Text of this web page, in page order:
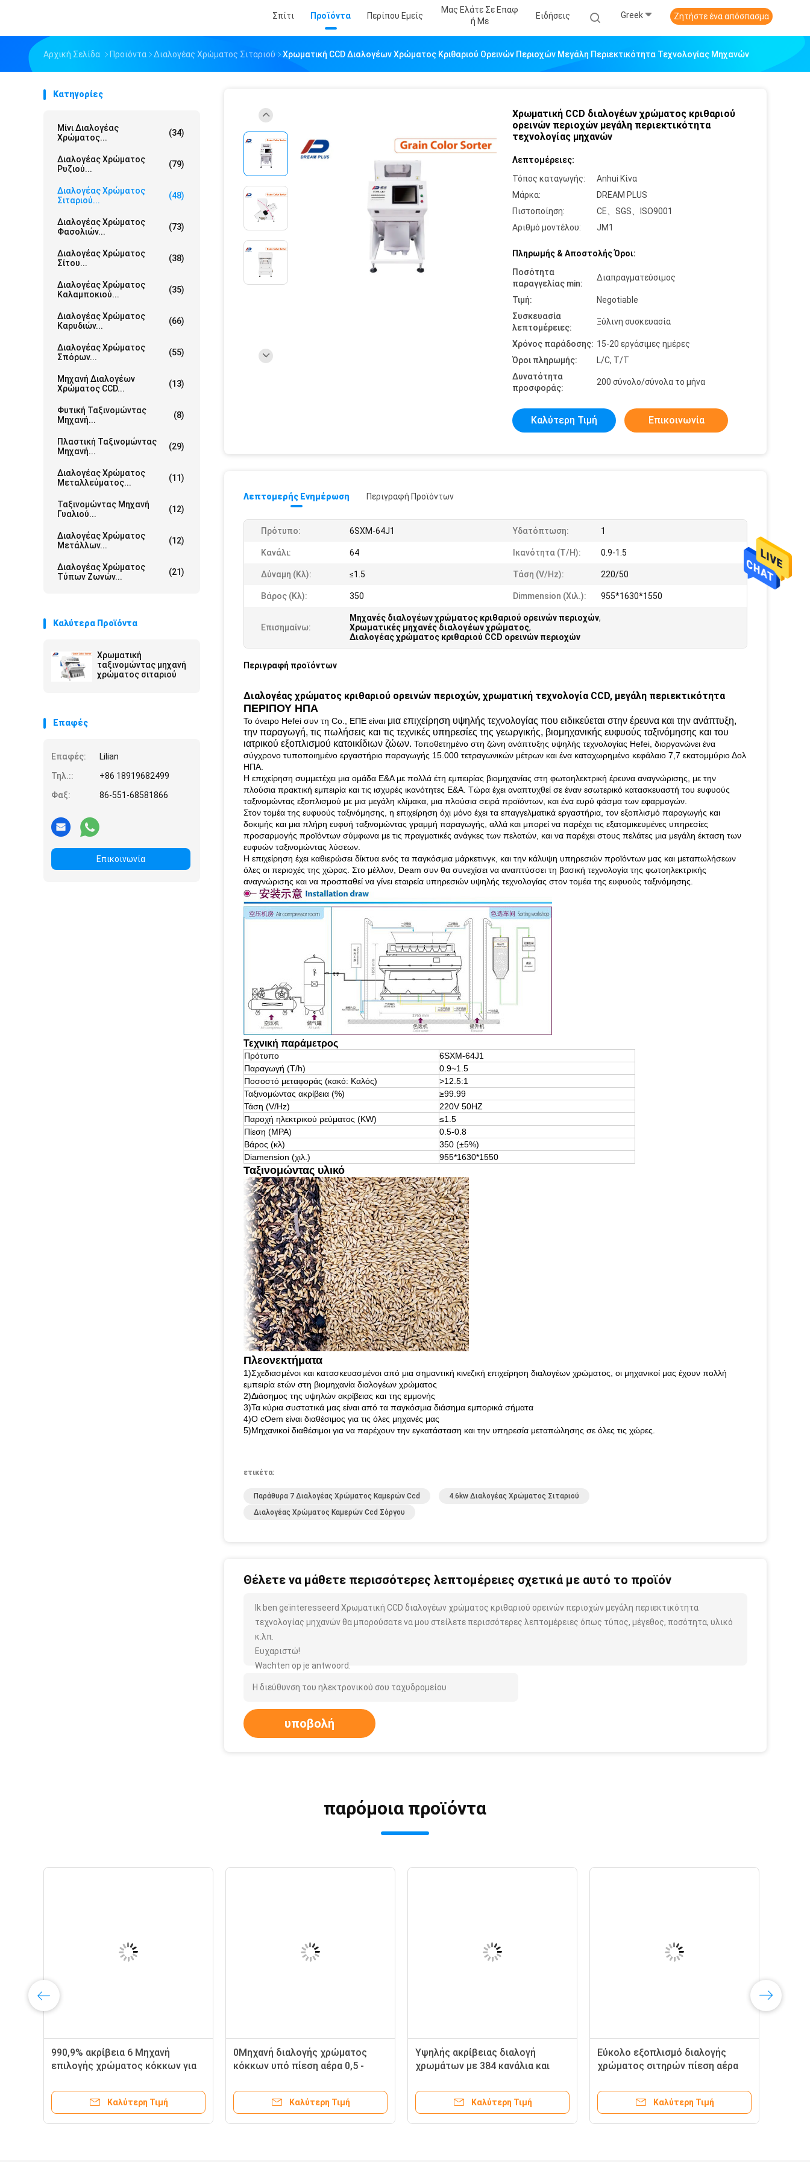
Σπίτι Προϊόντα Περίπου Εμείς
Μας Ελάτε Σε Επαφ
Ή Με
Ειδήσεις Greek Ζητήστε ένα απόσπασμα
Αρχική Σελίδα Προϊόντα Διαλογέας Χρώματος Σιταριού Χρωματική CCD Διαλογέων Χρώματος Κριθαριού Ορεινών Περιοχών Μεγάλη Περιεκτικότητα Τεχνολογίας Μηχανών
Κατηγορίες
Μίνι Διαλογέας
Χρώματος...
(34)
Διαλογέας Χρώματος
Ρυζιού...
(79)
Διαλογέας Χρώματος
Σιταριού...
(48)
Διαλογέας Χρώματος
Φασολιών...
(73)
Διαλογέας Χρώματος
Σίτου...
(38)
Διαλογέας Χρώματος
Καλαμποκιού...
(35)
Διαλογέας Χρώματος
Καρυδιών...
(66)
Διαλογέας Χρώματος
Σπόρων...
(55)
Μηχανή Διαλογέων
Χρώματος CCD...
(13)
Φυτική Ταξινομώντας
Μηχανή...
(8)
Πλαστική Ταξινομώντας
Μηχανή...
(29)
Διαλογέας Χρώματος
Μεταλλεύματος...
(11)
Ταξινομώντας Μηχανή
Γυαλιού...
(12)
Διαλογέας Χρώματος
Μετάλλων...
(12)
Διαλογέας Χρώματος
Τύπων Ζωνών...
(21)
Καλύτερα Προϊόντα
Χρωματική
ταξινομώντας μηχανή
χρώματος σιταριού
Επαφές
Επαφές:
Lilian
Τηλ.::
+86 18919682499
Φαξ:
86-551-68581866
Επικοινωνία
Χρωματική CCD διαλογέων χρώματος κριθαριού
ορεινών περιοχών μεγάλη περιεκτικότητα
τεχνολογίας μηχανών
Λεπτομέρειες:
Τόπος καταγωγής:
Anhui Κίνα
Μάρκα:
DREAM PLUS
Πιστοποίηση:
CE、SGS、ISO9001
Αριθμό μοντέλου:
JM1
Πληρωμής & Αποστολής Όροι:
Ποσότητα
παραγγελίας min:
Διαπραγματεύσιμος
Τιμή:
Negotiable
Συσκευασία
λεπτομέρειες:
Ξύλινη συσκευασία
Χρόνος παράδοσης: 15-20 εργάσιμες ημέρες
Όροι πληρωμής:
L/C, T/T
Δυνατότητα
προσφοράς:
200 σύνολο/σύνολα το μήνα
Καλύτερη Τιμή Επικοινωνία
Λεπτομερής Ενημέρωση Περιγραφή Προϊόντων
Πρότυπο: 6SXM-64J1 Υδατόπτωση: 1
Κανάλι: 64 Ικανότητα (t/h): 0.9-1.5
Δύναμη (κλ): ≤1.5 Τάση (v/hz): 220/50
Βάρος (κλ): 350 Dimmension (χιλ.): 955*1630*1550
Επισημαίνω:
Μηχανές διαλογέων χρώματος κριθαριού ορεινών περιοχών,
Χρωματικές μηχανές διαλογέων χρώματος,
Διαλογέας χρώματος κριθαριού CCD ορεινών περιοχών
Περιγραφή προϊόντων
Διαλογέας χρώματος κριθαριού ορεινών περιοχών, χρωματική τεχνολογία CCD, μεγάλη περιεκτικότητα
ΠΕΡΙΠΟΥ ΗΠΑ
Το όνειρο Hefei συν τη Co., ΕΠΕ είναι μια επιχείρηση υψηλής τεχνολογίας που ειδικεύεται στην έρευνα και την ανάπτυξη,
την παραγωγή, τις πωλήσεις και τις τεχνικές υπηρεσίες της γεωργικής, βιομηχανικής ευφυούς ταξινόμησης και του
ιατρικού εξοπλισμού κατοικίδιων ζώων. Τοποθετημένο στη ζώνη ανάπτυξης υψηλής τεχνολογίας Hefei, διοργανώνει ένα
σύγχρονο τυποποιημένο εργαστήριο παραγωγής 15.000 τετραγωνικών μέτρων και ένα καταχωρημένο κεφάλαιο 7,7 εκατομμύριο Δολ
ΗΠΑ.
Η επιχείρηση συμμετέχει μια ομάδα Ε&Α με πολλά έτη εμπειρίας βιομηχανίας στη φωτοηλεκτρική έρευνα αναγνώρισης, με την
πλούσια πρακτική εμπειρία και τις ισχυρές ικανότητες Ε&Α. Τώρα έχει αναπτυχθεί σε έναν εσωτερικό κατασκευαστή του ευφυούς
ταξινομώντας εξοπλισμού με μια μεγάλη κλίμακα, μια πλούσια σειρά προϊόντων, και ένα ευρύ φάσμα των εφαρμογών.
Στον τομέα της ευφυούς ταξινόμησης, η επιχείρηση όχι μόνο έχει τα επαγγελματικά εργαστήρια, τον εξοπλισμό παραγωγής και
δοκιμής και μια πλήρη ευφυή ταξινομώντας γραμμή παραγωγής, αλλά και μπορεί να παρέχει τις εξατομικευμένες υπηρεσίες
προσαρμογής προϊόντων σύμφωνα με τις πραγματικές ανάγκες των πελατών, και να παρέχει στους πελάτες μια μεγάλη έκταση των
ευφυών ταξινομώντας λύσεων.
Η επιχείρηση έχει καθιερώσει δίκτυα ενός τα παγκόσμια μάρκετινγκ, και την κάλυψη υπηρεσιών προϊόντων μας και μεταπωλήσεων
όλες οι περιοχές της χώρας. Στο μέλλον, Deam συν θα συνεχίσει να αναπτύσσει τη βασική τεχνολογία της φωτοηλεκτρικής
αναγνώρισης και να προσπαθεί να γίνει εταιρεία υπηρεσιών υψηλής τεχνολογίας στον τομέα της ευφυούς ταξινόμησης.
Τεχνική παράμετρος
Πρότυπο
6SXM-64J1
Παραγωγή (T/h)
0.9~1.5
Ποσοστό μεταφοράς (κακό: Καλός)
>12.5:1
Ταξινομώντας ακρίβεια (%)
≥99.99
Τάση (V/Hz)
220V 50HZ
Παροχή ηλεκτρικού ρεύματος (KW)
≤1.5
Πίεση (MPA)
0.5-0.8
Βάρος (κλ)
350 (±5%)
Diamension (χιλ.)
955*1630*1550
Ταξινομώντας υλικό
Πλεονεκτήματα
1)Σχεδιασμένοι και κατασκευασμένοι από μια σημαντική κινεζική επιχείρηση διαλογέων χρώματος, οι μηχανικοί μας έχουν πολλή
εμπειρία ετών στη βιομηχανία διαλογέων χρώματος
2)Διάσημος της υψηλών ακρίβειας και της εμμονής
3)Τα κύρια συστατικά μας είναι από τα παγκόσμια διάσημα εμπορικά σήματα
4)Ο cOem είναι διαθέσιμος για τις όλες μηχανές μας
5)Μηχανικοί διαθέσιμοι για να παρέχουν την εγκατάσταση και την υπηρεσία μεταπώλησης σε όλες τις χώρες.
ετικέτα:
Παράθυρα 7 Διαλογέας Χρώματος Καμερών Ccd
4.6kw Διαλογέας Χρώματος Σιταριού
Διαλογέας Χρώματος Καμερών Ccd Σόργου
Θέλετε να μάθετε περισσότερες λεπτομέρειες σχετικά με αυτό το προϊόν
Ik ben geïnteresseerd Χρωματική CCD διαλογέων χρώματος κριθαριού ορεινών περιοχών μεγάλη περιεκτικότητα
τεχνολογίας μηχανών θα μπορούσατε να μου στείλετε περισσότερες λεπτομέρειες όπως τύπος, μέγεθος, ποσότητα, υλικό
κ.λπ.
Ευχαριστώ!
Wachten op je antwoord.
υποβολή
παρόμοια προϊόντα
990,9% ακρίβεια 6 Μηχανή
επιλογής χρώματος κόκκων για
Καλύτερη Τιμή
0Μηχανή διαλογής χρώματος
κόκκων υπό πίεση αέρα 0,5 -
Καλύτερη Τιμή
Υψηλής ακρίβειας διαλογή
χρωμάτων με 384 κανάλια και
Καλύτερη Τιμή
Εύκολο εξοπλισμό διαλογής
χρώματος σιτηρών πίεση αέρα
Καλύτερη Τιμή